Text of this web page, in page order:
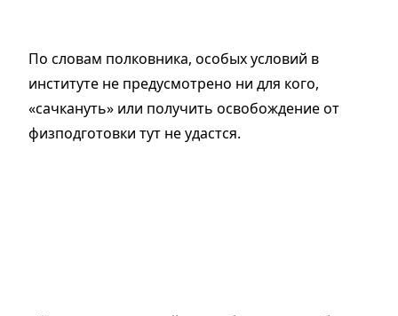
По словам полковника, особых условий в
институте не предусмотрено ни для кого,
«сачкануть» или получить освобождение от
физподготовки тут не удастся.